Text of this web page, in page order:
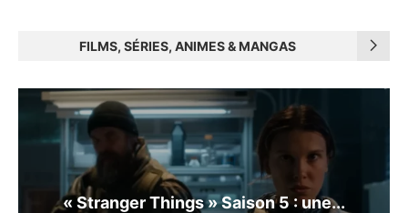
FILMS, SÉRIES, ANIMES & MANGAS
« Stranger Things » Saison 5 : une...